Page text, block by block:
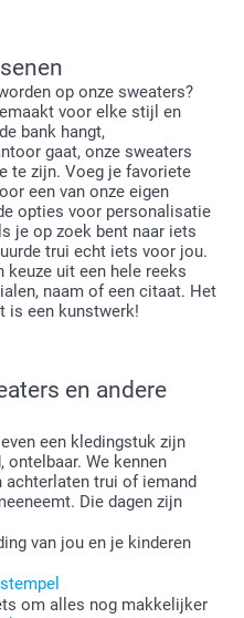
op onze sweaters?
voor elke stijl en
bank hangt,
gaat, onze sweaters
te zijn. Voeg je favoriete
een van onze eigen
opties voor personalisatie
je op zoek bent naar iets
trui echt iets voor jou.
keuze uit een hele reeks
naam of een citaat. Het
is een kunstwerk!
en andere
een kledingstuk zijn
We kennen
achterlaten trui of iemand
Die dagen zijn
van jou en je kinderen
om alles nog makkelijker